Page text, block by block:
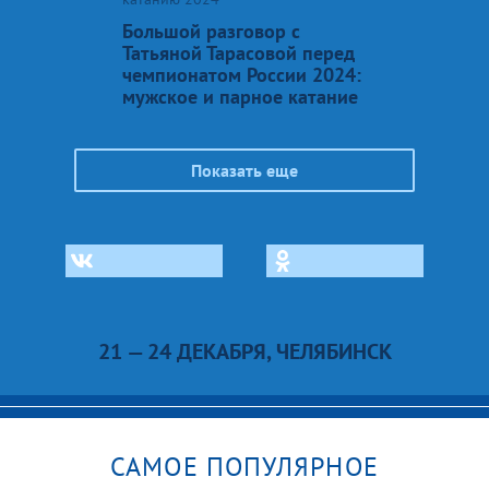
Большой разговор с
Татьяной Тарасовой перед
чемпионатом России 2024:
мужское и парное катание
Показать еще
21 — 24 ДЕКАБРЯ, ЧЕЛЯБИНСК
САМОЕ ПОПУЛЯРНОЕ